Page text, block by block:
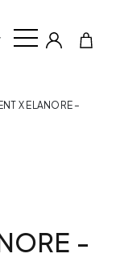
X ELANORE –
-